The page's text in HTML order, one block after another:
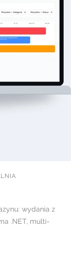
wydania z
.NET, multi-